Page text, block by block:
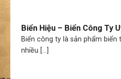
Biển Hiệu – Biển Công Ty
Biển công ty là sản phẩm
nhiều [...]